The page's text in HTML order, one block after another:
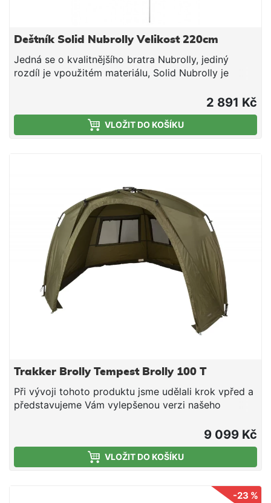
Deštník Solid Nubrolly Velikost 220cm
Jedná se o kvalitnějšího bratra Nubrolly, jediný
rozdíl je vpoužitém materiálu, Solid Nubrolly je
cena. Opět se vyrábí vkombinacích 220 cm cca 2,60
m nebo 245 cm cca 3,05 m.7152250, průměr 220
cm7152300, průměr 245 cm
2 891 Kč
VLOŽIT DO KOŠÍKU
Trakker Brolly Tempest Brolly 100 T
Při vývoji tohoto produktu jsme udělali krok vpřed a
představujeme Vám vylepšenou verzi našeho
Písmeno „T“ v názvu znamená „Tall“ (vysoký), což
napovídá, že oproti předešlé verzi tohoto přístřešku
byla zvětšena jeho výška. Dále byly přidány dva
nepřetáčivé tyče, zesílený, vysoce vodě odolný
9 099 Kč
VLOŽIT DO KOŠÍKU
-23 %